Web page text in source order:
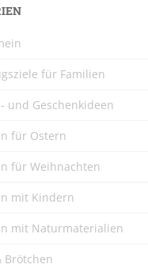
für Familien
und Geschenkideen
für Ostern
für Weihnachten
mit Kindern
mit Naturmaterialien
Brötchen